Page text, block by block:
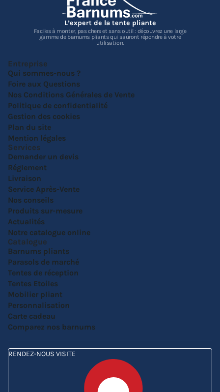
L’expert de la tente pliante
Faciles à monter, pas chers et sans outil : découvrez une large
gamme de barnums pliants qui sauront répondre à votre
utilisation.
Entreprise
Qui sommes-nous ?
Foire aux Questions
Nos Conditions Générales de Vente
Politique de confidentialité
Gestion des cookies
Plan du site
Mention légales
Services
Demander un devis
Réglement
Livraison
Service Après-Vente
Nos conseils
Produits sur-mesure
Actualités
Notre catalogue online
Catalogue
Barnums pliants
Parasols de marché
Tentes de réception
Tentes Etoiles
Mobilier pliant
Personnalisation
Carte cadeau
Comparez nos barnums
RENDEZ-NOUS VISITE